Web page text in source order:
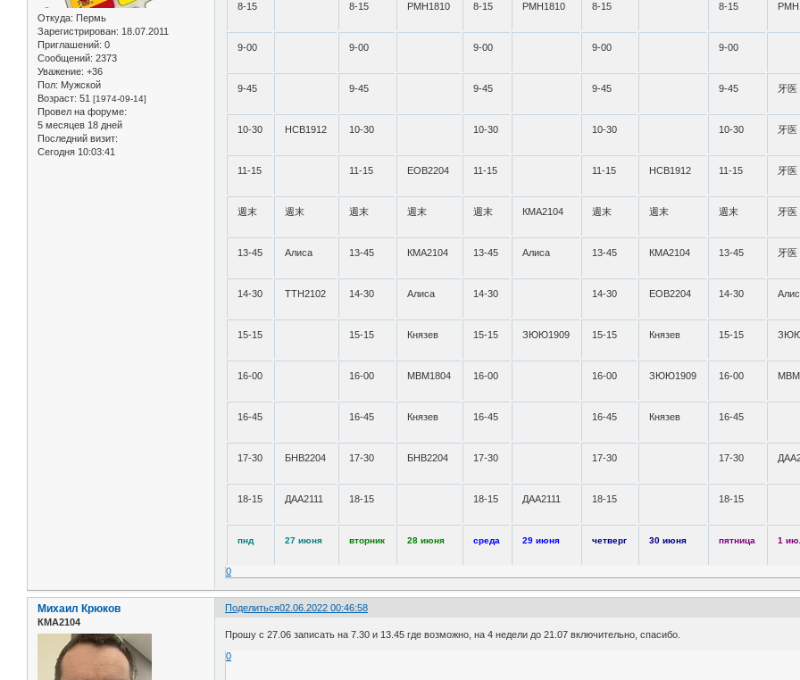
Откуда: Пермь
Зарегистрирован: 18.07.2011
Приглашений: 0
Сообщений: 2373
Уважение: +36
Пол: Мужской
Возраст: 51 [1974-09-14]
Провел на форуме:
5 месяцев 18 дней
Последний визит:
Сегодня 10:03:41
8-15 8-15 РМН1810 8-15 РМН1810 8-15 8-15
9-00 9-00 9-00 9-00 9-00
9-45 9-45 9-45 9-45 9-45 牙医
10-30 НСВ1912 10-30 10-30 10-30 10-30 牙医
11-15 11-15 ЕОВ2204 11-15 11-15 НСВ1912 11-15 牙医
週末 週末 週末 週末 週末 КМА2104 週末 週末 週末 牙医
13-45 Алиса 13-45 КМА2104 13-45 Алиса 13-45 КМА2104 13-45 牙医
14-30 ТТН2102 14-30 Алиса 14-30 14-30 ЕОВ2204 14-30
15-15 15-15 Князев 15-15 ЗЮЮ1909 15-15 Князев 15-15
16-00 16-00 МВМ1804 16-00 16-00 ЗЮЮ1909 16-00
16-45 16-45 Князев 16-45 16-45 Князев 16-45
17-30 БНВ2204 17-30 БНВ2204 17-30 17-30 17-30
18-15 ДАА2111 18-15 18-15 ДАА2111 18-15 18-15
пнд 27 июня вторник 28 июня среда 29 июня четверг 30 июня пятница 1
0
Поделиться02.06.2022 00:46:58
Михаил Крюков
КМА2104
Прошу с 27.06 записать на 7.30 и 13.45 где возможно, на 4 недели до 21.07 включительно, спасибо.
0